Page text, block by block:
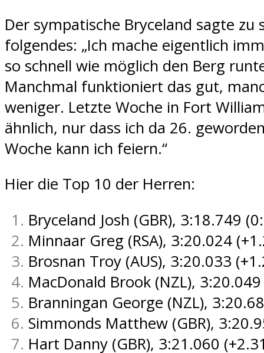
Der sympatische Bryceland sagte zu
folgendes: „Ich mache eigentlich
so schnell wie möglich den Berg
Manchmal funktioniert das gut,
weniger. Letzte Woche in Fort
ähnlich, nur dass ich da 26.
Woche kann ich feiern.“
Hier die Top 10 der Herren:
Bryceland Josh (GBR), 3:18.749
Minnaar Greg (RSA), 3:20.024
Brosnan Troy (AUS), 3:20.033
MacDonald Brook (NZL),
Branningan George (NZL),
Simmonds Matthew (GBR),
Hart Danny (GBR), 3:21.060